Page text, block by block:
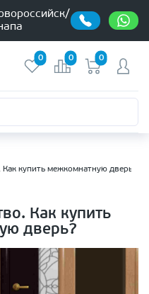
0 0 0
купить межкомнатную дверь?
Как купить
дверь?